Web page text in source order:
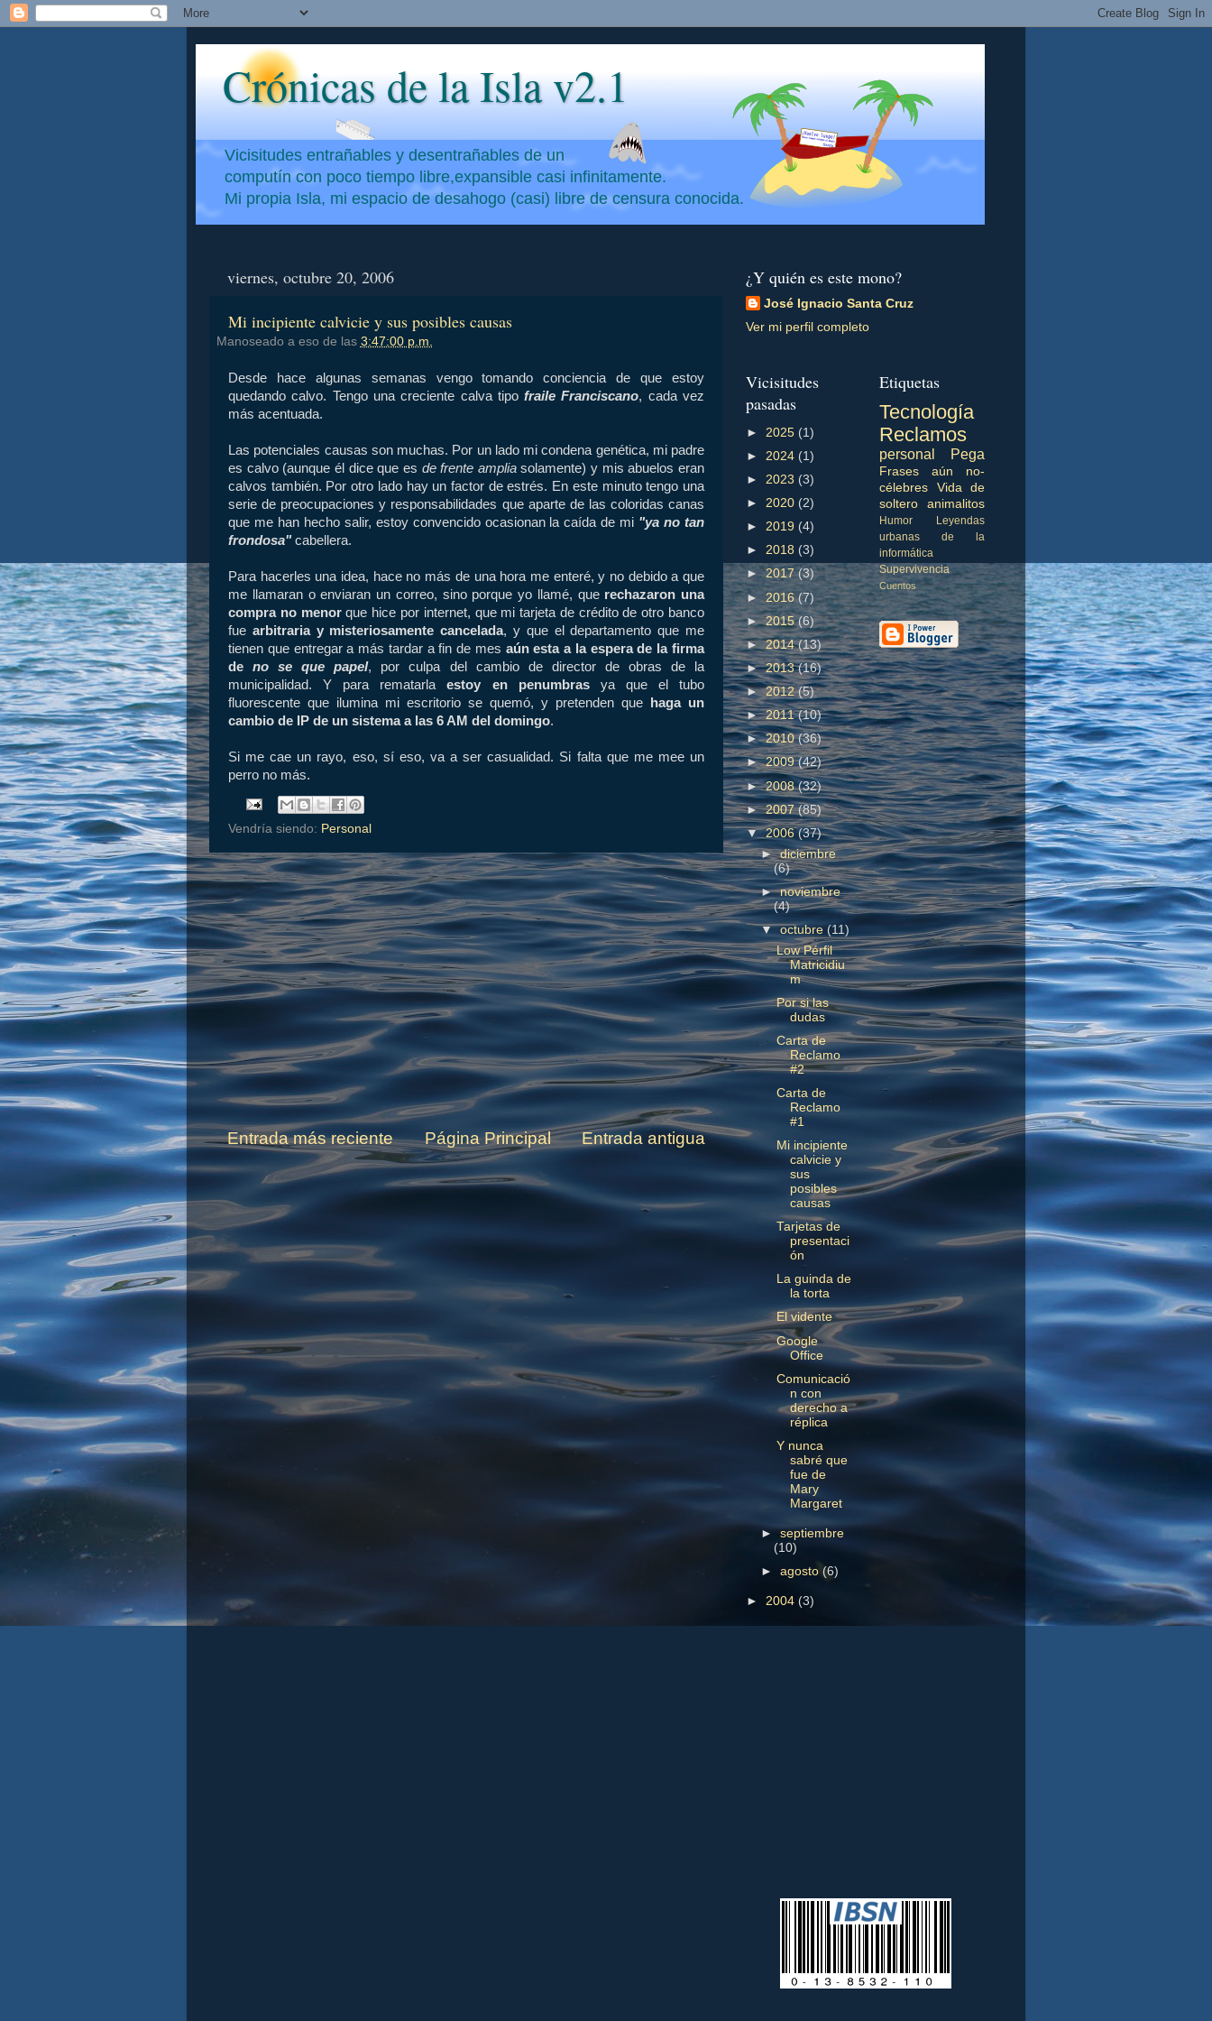
Crónicas de la Isla v2.1
Vicisitudes entrañables y desentrañables de un
computín con poco tiempo libre,expansible casi infinitamente.
Mi propia Isla, mi espacio de desahogo (casi) libre de censura conocida.
viernes, octubre 20, 2006
Mi incipiente calvicie y sus posibles causas
Manoseado a eso de las 3:47:00 p.m.
Desde hace algunas semanas vengo tomando conciencia de que estoy
quedando calvo. Tengo una creciente calva tipofraile Franciscano, cada vez
más acentuada.
Las potenciales causas son muchas. Por un lado mi condena genética, mi padre
es calvo (aunque él dice que es de frente ampliasolamente) y mis abuelos eran
calvos también. Por otro lado hay un factor de estrés. En este minuto tengo una
serie de preocupaciones y responsabilidades que aparte de las coloridas canas
que me han hecho salir, estoy convencido ocasionan la caída de mi "ya no tan
frondosa"cabellera.
Para hacerles una idea, hace no más de una hora me enteré, y no debido a que
me llamaran o enviaran un correo, sino porque yo llamé, que rechazaron una
compra no menorque hice por internet, que mi tarjeta de crédito de otro banco
fue arbitraria y misteriosamente cancelada, y que el departamento que me
tienen que entregar a más tardar a fin de mes aún esta a la espera de la firma
deno se que papel, por culpa del cambio de director de obras de la
municipalidad. Y para rematarlaestoy en penumbrasya que el tubo
fluorescente que ilumina mi escritorio se quemó, y pretenden que
haga un
cambio de IP de un sistema a las 6 AM del domingo.
Si me cae un rayo, eso, sí eso, va a ser casualidad. Si falta que me mee un
perro no más.
Vendría siendo: Personal
Entrada más reciente Entrada antigua
Página Principal
¿Y quién es este mono?
José Ignacio Santa Cruz
Ver mi perfil completo
Vicisitudes
pasadas
► 2025 (1)
► 2024 (1)
► 2023 (3)
► 2020 (2)
► 2019 (4)
► 2018 (3)
►2017(3)
► 2016(7)
►2015(6)
►2014(13)
►2013(16)
►2012(5)
►2011(10)
►2010(36)
►2009(42)
►2008(32)
►2007(85)
▼2006(37)
►diciembre
(6)
►noviembre
(4)
▼octubre(11)
Low Pérfil
Matricidiu
m
Por si las
dudas
Carta de
Reclamo
#2
Carta de
Reclamo
#1
Mi incipiente
calvicie y
sus
posibles
causas
Tarjetas de
presentaci
ón
La guinda de
la torta
El vidente
Google
Office
Comunicació
n con
derecho a
réplica
Y nunca
sabré que
fue de
Mary
Margaret
►septiembre
(10)
►agosto(6)
► 2004 (3)
Etiquetas
Tecnología
Reclamos
personal Pega
Frases aún no-
célebres
Vida de
soltero
animalitos
Humor
Leyendas
urbanas de la
informática
Supervivencia
Cuentos